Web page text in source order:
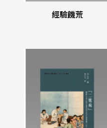
經驗饑荒